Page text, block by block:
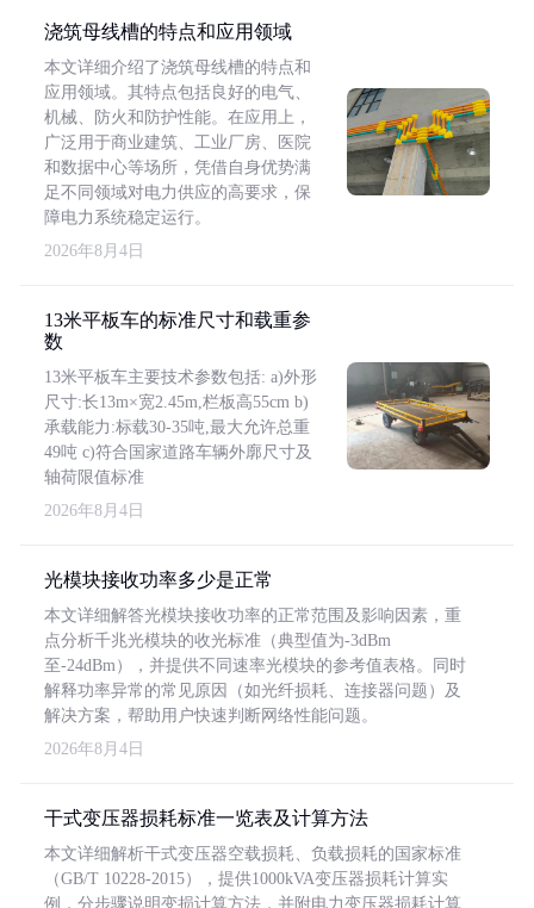
浇筑母线槽的特点和应用领域
本文详细介绍了浇筑母线槽的特点和
应用领域。其特点包括良好的电气、
机械、防火和防护性能。在应用上，
广泛用于商业建筑、工业厂房、医院
和数据中心等场所，凭借自身优势满
足不同领域对电力供应的高要求，保
障电力系统稳定运行。
2026年8月4日
13米平板车的标准尺寸和载重参
数
13米平板车主要技术参数包括: a)外形
尺寸:长13m×宽2.45m,栏板高55cm b)
承载能力:标载30-35吨,最大允许总重
49吨 c)符合国家道路车辆外廓尺寸及
轴荷限值标准
2026年8月4日
光模块接收功率多少是正常
本文详细解答光模块接收功率的正常范围及影响因素，重
点分析千兆光模块的收光标准（典型值为-3dBm
至-24dBm），并提供不同速率光模块的参考值表格。同时
解释功率异常的常见原因（如光纤损耗、连接器问题）及
解决方案，帮助用户快速判断网络性能问题。
2026年8月4日
干式变压器损耗标准一览表及计算方法
本文详细解析干式变压器空载损耗、负载损耗的国家标准
（GB/T 10228-2015），提供1000kVA变压器损耗计算实
例，分步骤说明变损计算方法，并附电力变压器损耗计算